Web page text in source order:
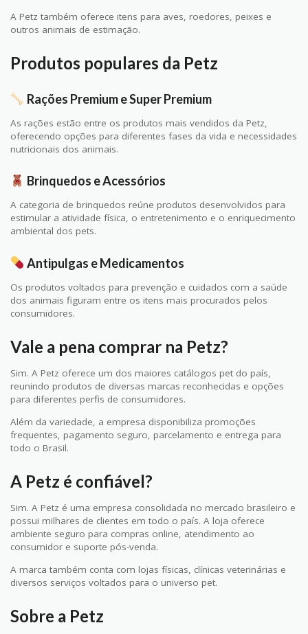
A Petz também oferece itens para aves, roedores, peixes e
outros animais de estimação.
Produtos populares da Petz
Rações Premium e Super Premium
As rações estão entre os produtos mais vendidos da Petz,
oferecendo opções para diferentes fases da vida e necessidades
nutricionais dos animais.
Brinquedos e Acessórios
A categoria de brinquedos reúne produtos desenvolvidos para
estimular a atividade física, o entretenimento e o enriquecimento
ambiental dos pets.
Antipulgas e Medicamentos
Os produtos voltados para prevenção e cuidados com a saúde
dos animais figuram entre os itens mais procurados pelos
consumidores.
Vale a pena comprar na Petz?
Sim. A Petz oferece um dos maiores catálogos pet do país,
reunindo produtos de diversas marcas reconhecidas e opções
para diferentes perfis de consumidores.
Além da variedade, a empresa disponibiliza promoções
frequentes, pagamento seguro, parcelamento e entrega para
todo o Brasil.
A Petz é confiável?
Sim. A Petz é uma empresa consolidada no mercado brasileiro e
possui milhares de clientes em todo o país. A loja oferece
ambiente seguro para compras online, atendimento ao
consumidor e suporte pós-venda.
A marca também conta com lojas físicas, clínicas veterinárias e
diversos serviços voltados para o universo pet.
Sobre a Petz